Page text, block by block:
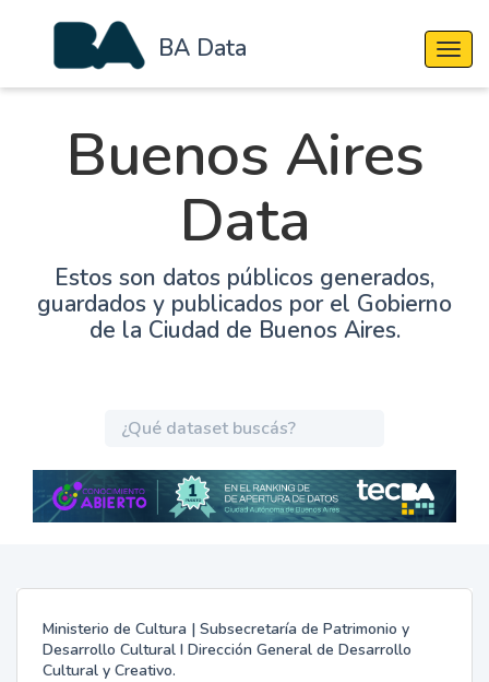
BA Data
Buenos Aires
Data
Estos son datos públicos generados,
guardados y publicados por el Gobierno
de la Ciudad de Buenos Aires.
Ministerio de Cultura | Subsecretaría de Patrimonio y
Desarrollo Cultural I Dirección General de Desarrollo
Cultural y Creativo.